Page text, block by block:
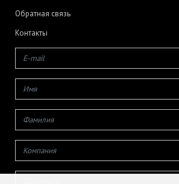
Обратная связь
Контакты